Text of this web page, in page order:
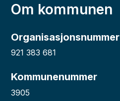
Om kommunen
Organisasjonsnummer
921 383 681
Kommunenummer
3905